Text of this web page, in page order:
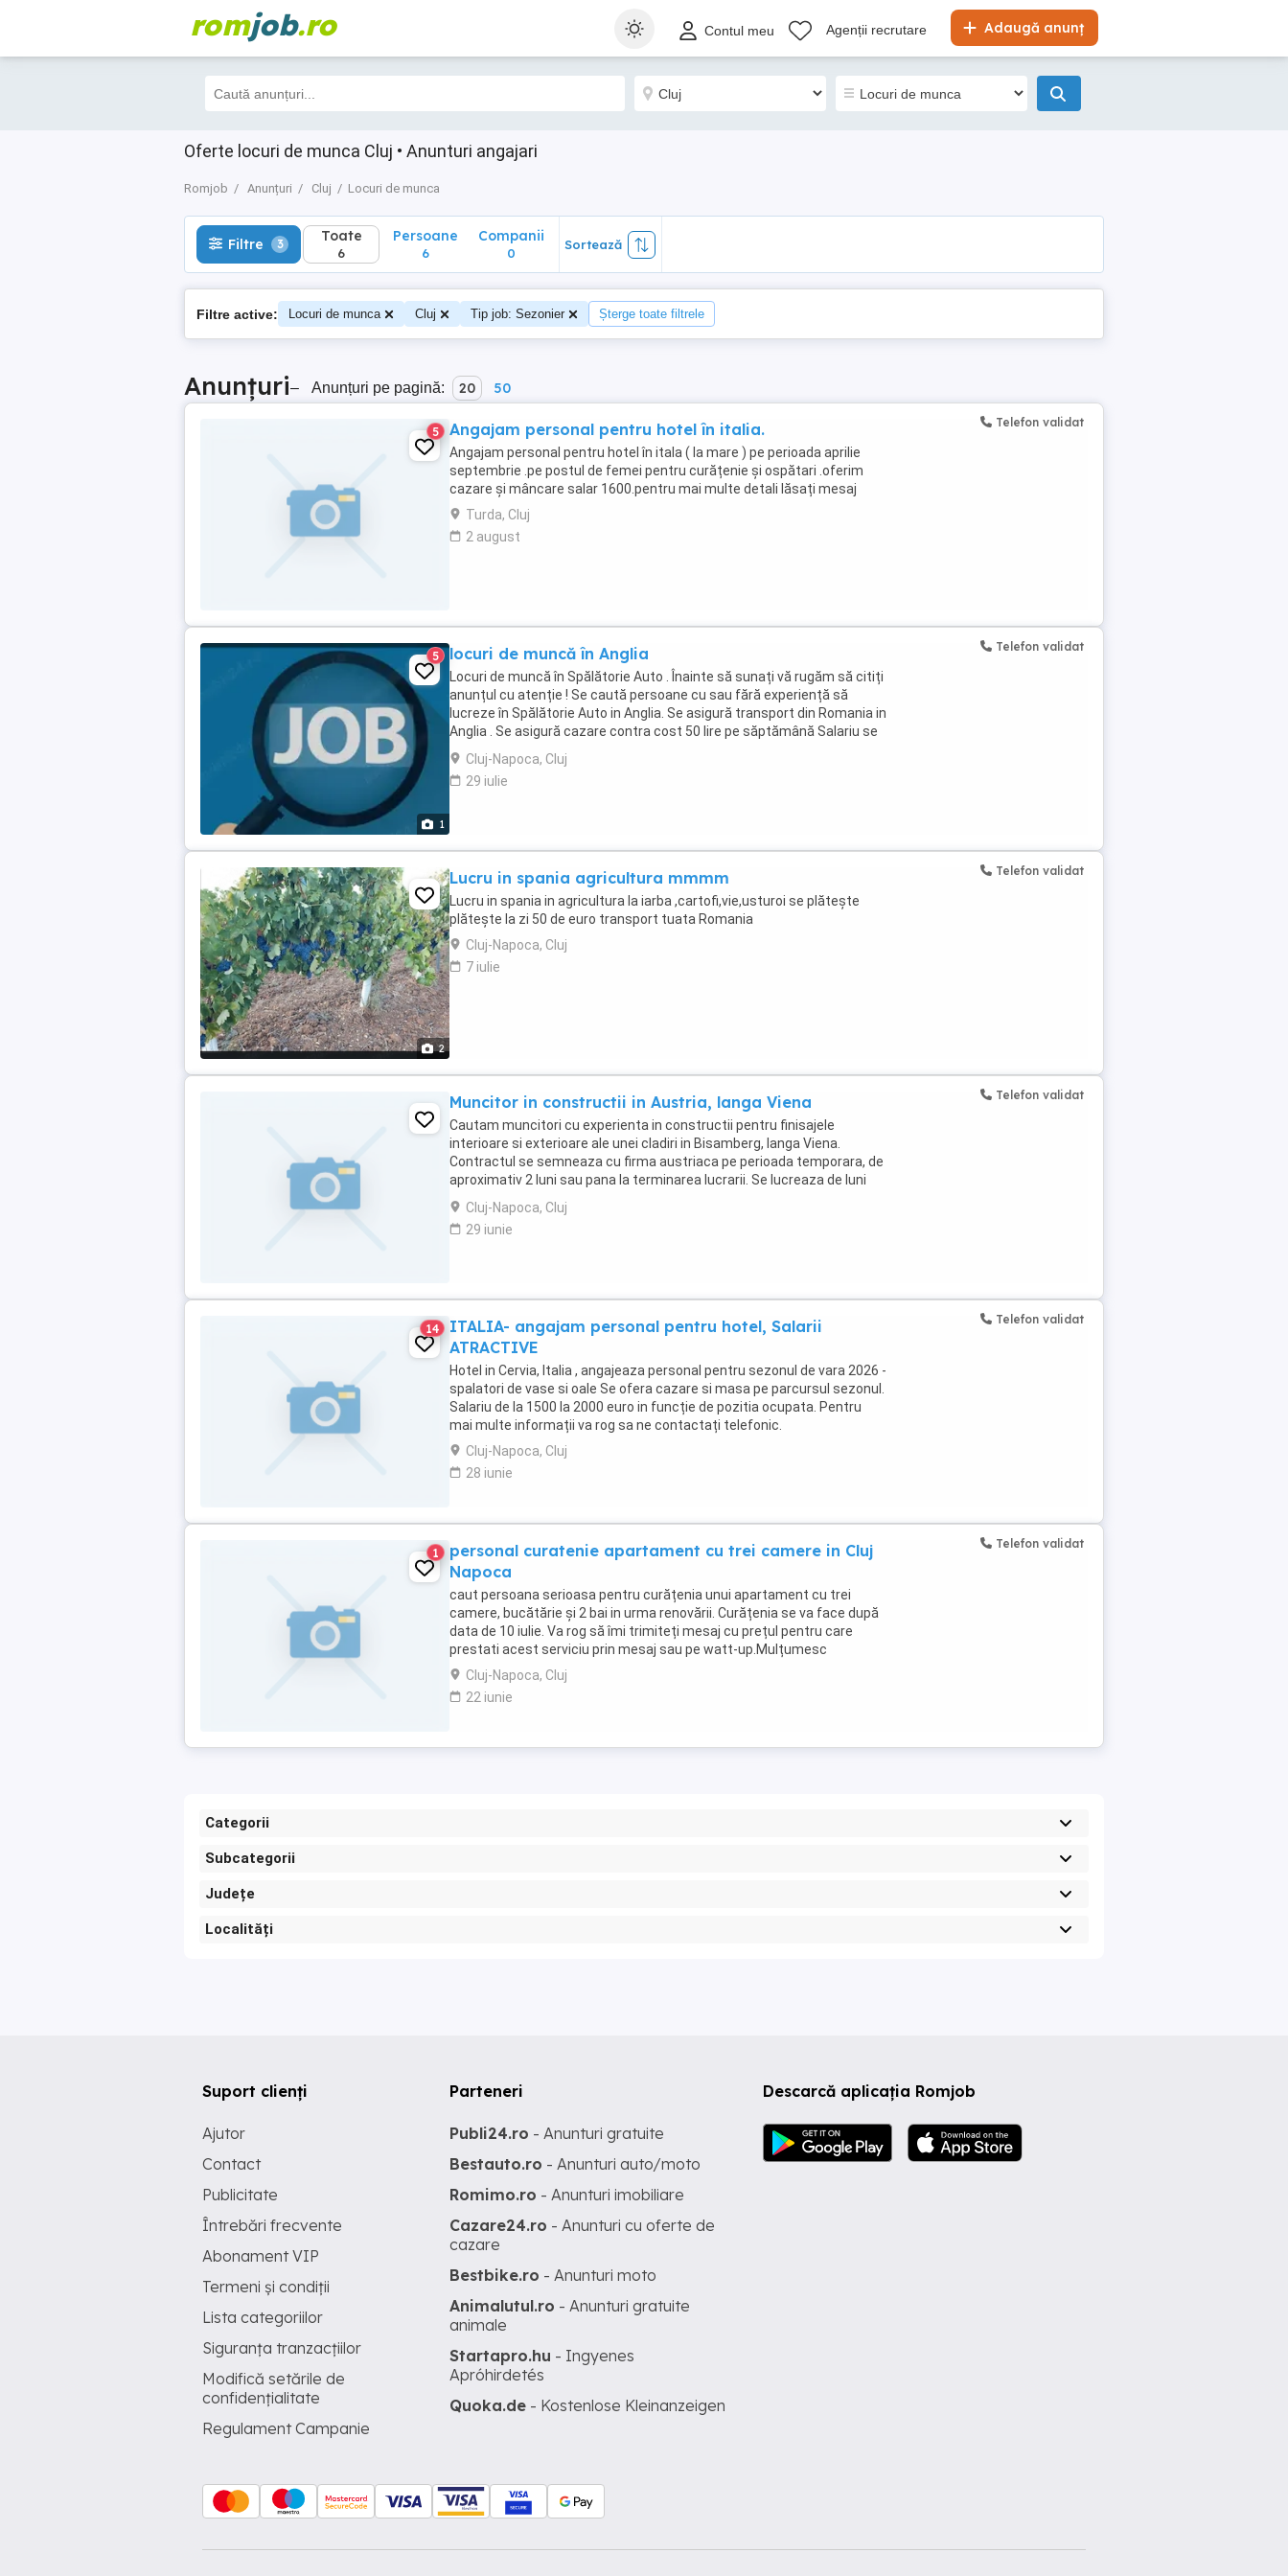
romjob.ro Adaugă anunț
Contul meu Agenții recrutare
Oferte locuri de munca Cluj • Anunturi angajari
Romjob Anunțuri Cluj Locuri de munca
Filtre 3 Toate
6
Filtre 3 Toate
6
Persoane
6
Companii
0
Sortează
Filtre active: Locuri de munca Cluj Tip job: Sezonier Șterge toate filtrele
Anunțuri– Anunțuri pe pagină: 20 50
5 Angajam personal pentru hotel în italia.
Angajam personal pentru hotel în itala ( la mare ) pe perioada aprilie
septembrie .pe postul de femei pentru curățenie și ospătari .oferim
cazare și mâncare salar 1600.pentru mai multe detali lăsați mesaj
Turda, Cluj
2 august
Telefon validat
1
5 locuri de muncă în Anglia
Locuri de muncă în Spălătorie Auto . Înainte să sunați vă rugăm să citiți
anunțul cu atenție ! Se caută persoane cu sau fără experiență să
lucreze în Spălătorie Auto in Anglia. Se asigură transport din Romania in
Anglia . Se asigură cazare contra cost 50 lire pe săptămână Salariu se
plătește săptămânal ...
Cluj-Napoca, Cluj
29 iulie
Telefon validat
2
Lucru in spania agricultura mmmm
Lucru in spania in agricultura la iarba ,cartofi,vie,usturoi se plătește
plătește la zi 50 de euro transport tuata Romania
Cluj-Napoca, Cluj
7 iulie
Telefon validat
Muncitor in constructii in Austria, langa Viena
Cautam muncitori cu experienta in constructii pentru finisajele
interioare si exterioare ale unei cladiri in Bisamberg, langa Viena.
Contractul se semneaza cu firma austriaca pe perioada temporara, de
aproximativ 2 luni sau pana la terminarea lucrarii. Se lucreaza de luni
pana vineri de la 7:00 la 17:00; ...
Cluj-Napoca, Cluj
29 iunie
Telefon validat
14
ITALIA- angajam personal pentru hotel, Salarii
ATRACTIVE
Hotel in Cervia, Italia , angajeaza personal pentru sezonul de vara 2026 -
spalatori de vase si oale Se ofera cazare si masa pe parcursul sezonul.
Salariu de la 1500 la 2000 euro in funcție de pozitia ocupata. Pentru
mai multe informații va rog sa ne contactați telefonic.
Cluj-Napoca, Cluj
28 iunie
Telefon validat
1
personal curatenie apartament cu trei camere in Cluj
Napoca
caut persoana serioasa pentru curățenia unui apartament cu trei
camere, bucătărie și 2 bai in urma renovării. Curățenia se va face după
data de 10 iulie. Va rog să îmi trimiteți mesaj cu prețul pentru care
prestati acest serviciu prin mesaj sau pe watt-up.Mulțumesc
Cluj-Napoca, Cluj
22 iunie
Telefon validat
Categorii
Subcategorii
Județe
Localități
Descarcă aplicația Romjob
Suport clienți
Ajutor
Contact
Publicitate
Întrebări frecvente
Abonament VIP
Termeni și condiții
Lista categoriilor
Siguranța tranzacțiilor
Modifică setările de
confidențialitate
Regulament Campanie
Parteneri
Publi24.ro - Anunturi gratuite
Bestauto.ro - Anunturi auto/moto
Romimo.ro - Anunturi imobiliare
Cazare24.ro - Anunturi cu oferte de
cazare
Bestbike.ro - Anunturi moto
Animalutul.ro - Anunturi gratuite
animale
Startapro.hu - Ingyenes
Apróhirdetés
Quoka.de - Kostenlose Kleinanzeigen